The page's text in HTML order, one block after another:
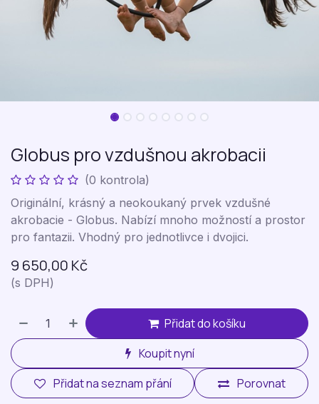
Globus pro vzdušnou akrobacii
(0 kontrola)
Originální, krásný a neokoukaný prvek vzdušné
akrobacie - Globus. Nabízí mnoho možností a prostor
pro fantazii. Vhodný pro jednotlivce i dvojici.
9 650,00 Kč
(s DPH)
Přidat do košíku
Koupit nyní
Porovnat
Přidat na seznam přání